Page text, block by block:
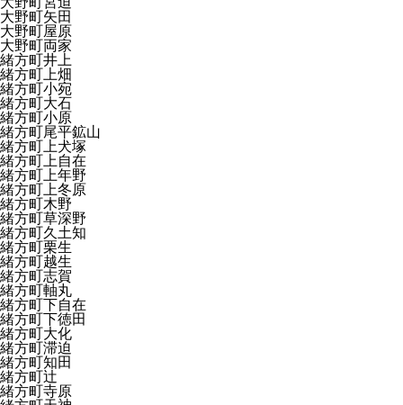
大野町矢田
大野町屋原
大野町両家
緒方町井上
緒方町上畑
緒方町小宛
緒方町大石
緒方町小原
緒方町尾平鉱山
緒方町上犬塚
緒方町上自在
緒方町上年野
緒方町上冬原
緒方町木野
緒方町草深野
緒方町久土知
緒方町栗生
緒方町越生
緒方町志賀
緒方町軸丸
緒方町下自在
緒方町下徳田
緒方町大化
緒方町滞迫
緒方町知田
緒方町辻
緒方町寺原